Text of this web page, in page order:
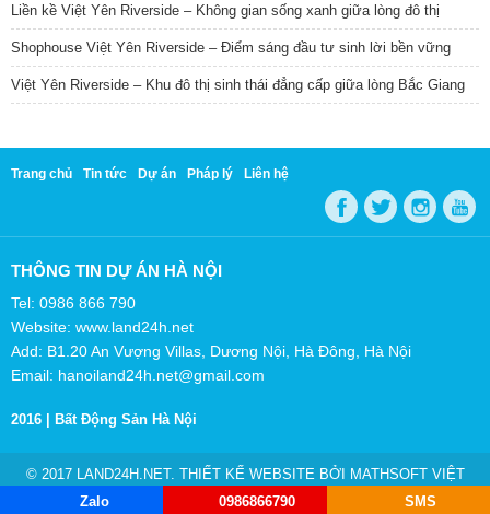
Liền kề Việt Yên Riverside – Không gian sống xanh giữa lòng đô thị
Shophouse Việt Yên Riverside – Điểm sáng đầu tư sinh lời bền vững
Việt Yên Riverside – Khu đô thị sinh thái đẳng cấp giữa lòng Bắc Giang
Trang chủ Tin tức Dự án Pháp lý Liên hệ
THÔNG TIN DỰ ÁN HÀ NỘI
Tel: 0986 866 790
Website: www.land24h.net
Add: B1.20 An Vượng Villas, Dương Nội, Hà Đông, Hà Nội
Email: hanoiland24h.net@gmail.com
2016 | Bất Động Sản Hà Nội
© 2017 LAND24H.NET. THIẾT KẾ WEBSITE BỞI MATHSOFT VIỆT
NAM
Zalo 0986866790 SMS